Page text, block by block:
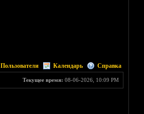
Пользователи Календарь Справка
Текущее время: 08-06-2026, 10:09 PM